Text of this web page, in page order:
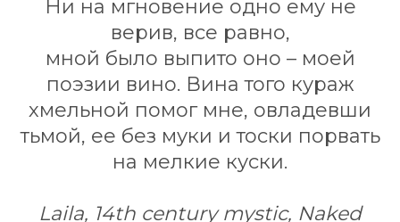
Ни на мгновение одно ему не
верив, все равно,
мной было выпито оно – моей
поэзии вино. Вина того кураж
хмельной помог мне, овладевши
тьмой, ее без муки и тоски порвать
на мелкие куски.
Laila, 14th century mystic, Naked